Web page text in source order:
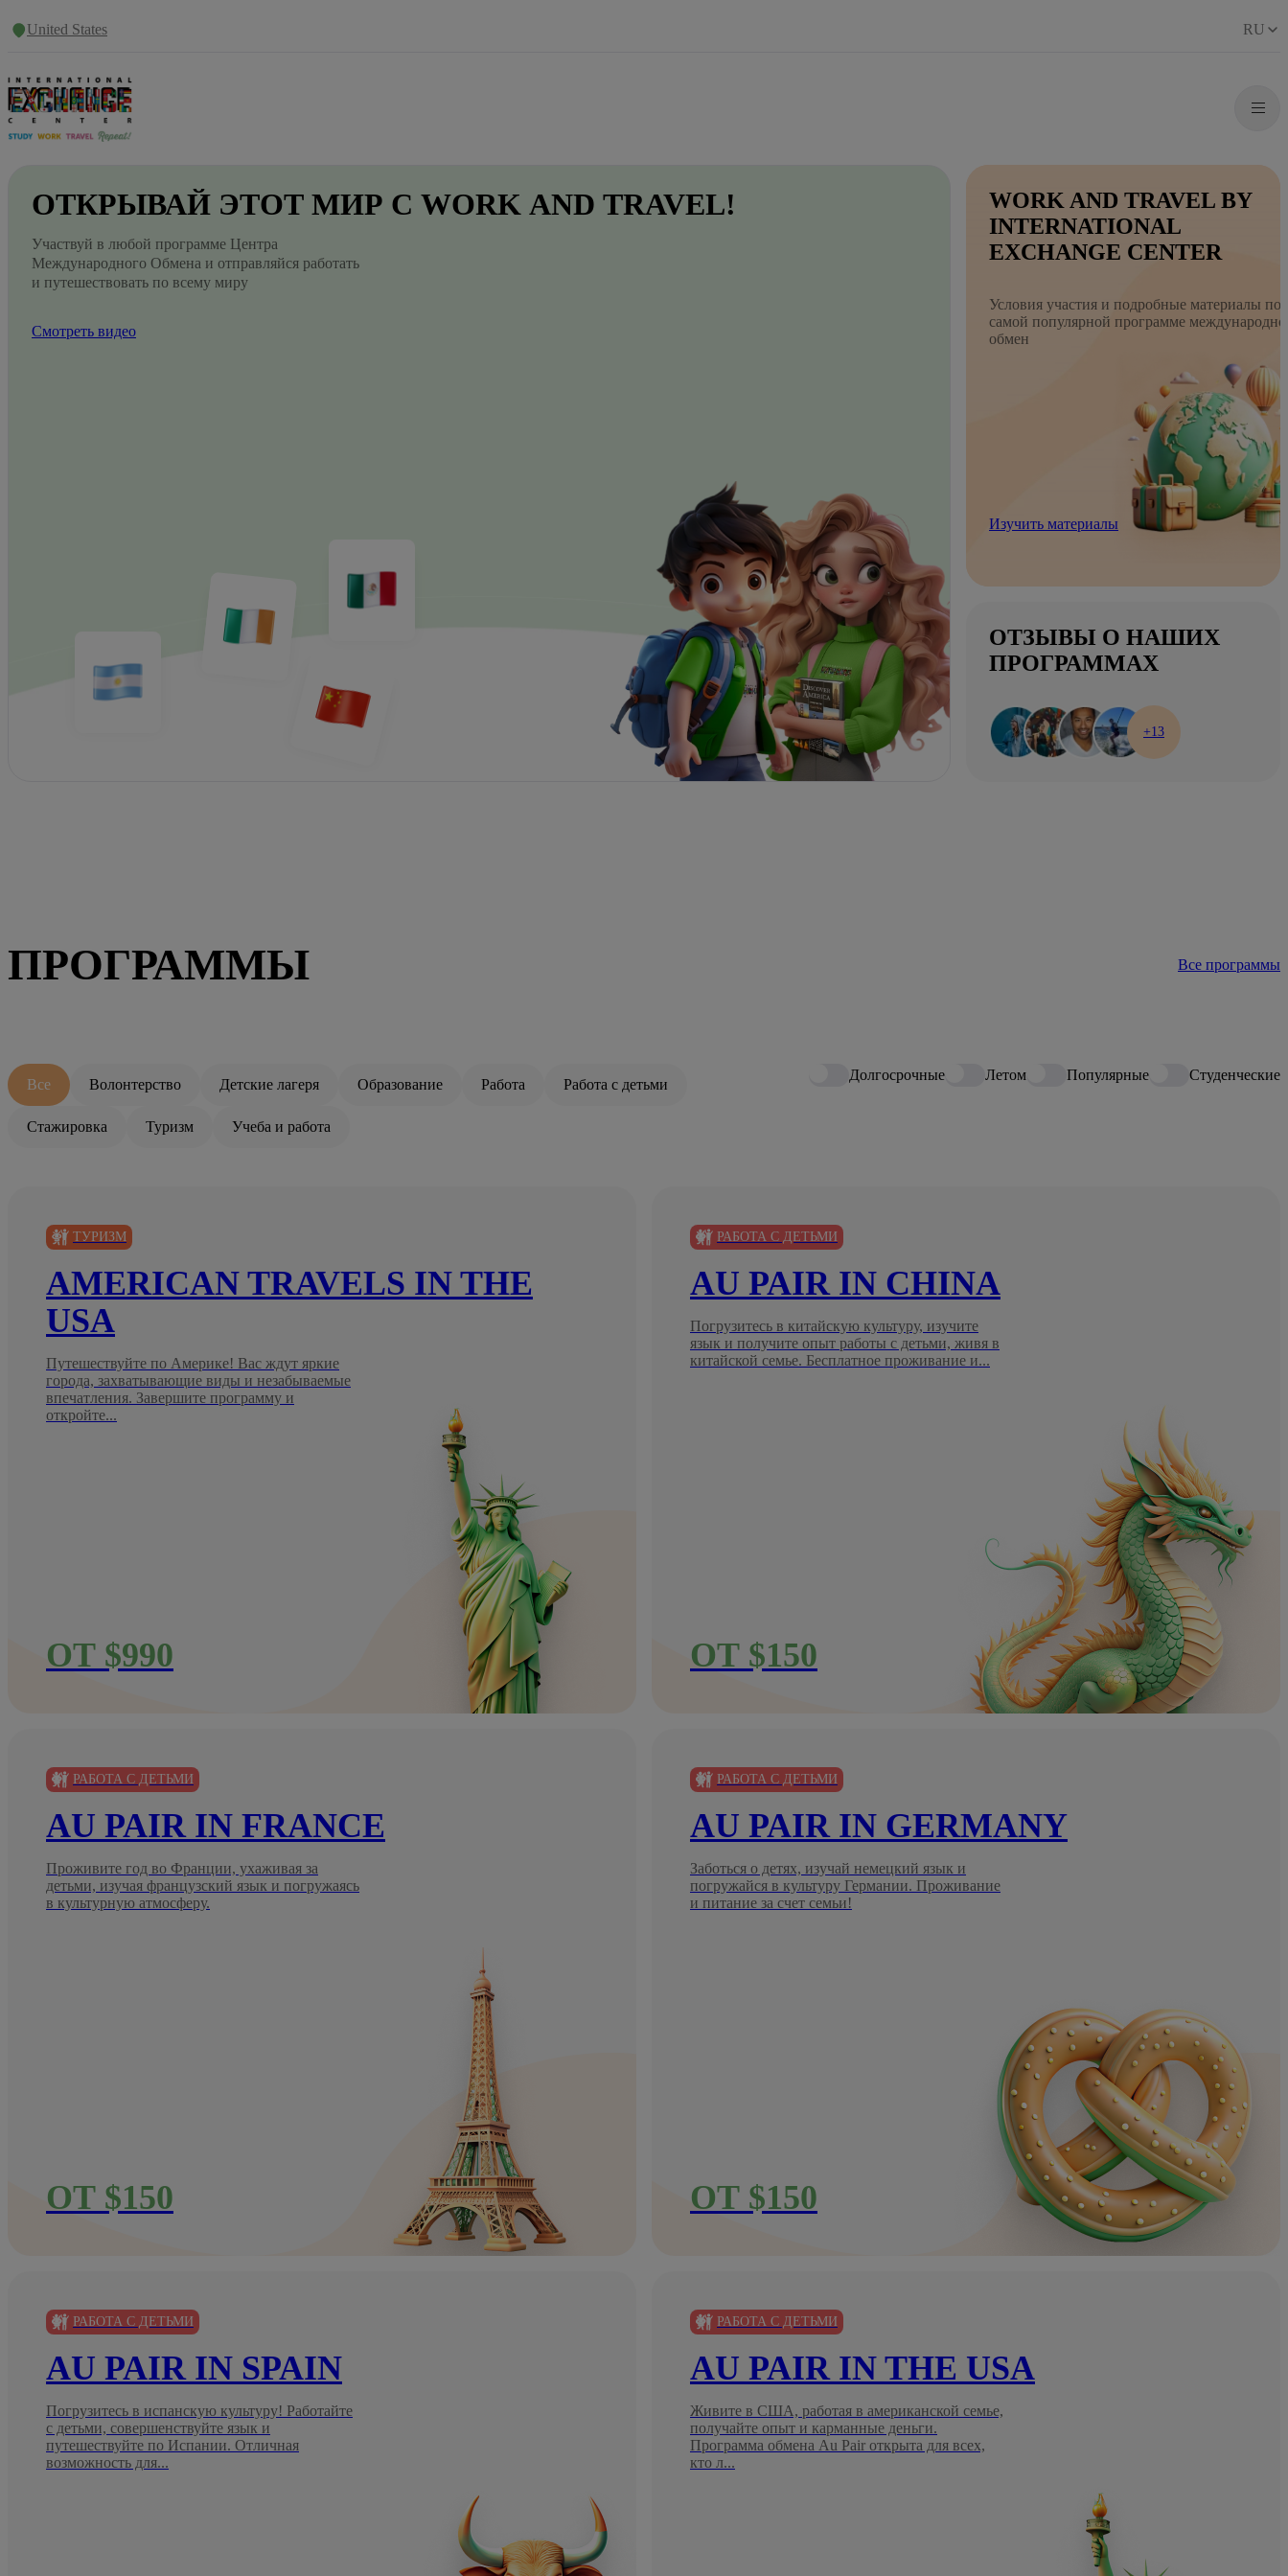
United States RU
ОТКРЫВАЙ ЭТОТ МИР С WORK AND TRAVEL!
Участвуй в любой программе Центра
Международного Обмена и отправляйся работать
и путешествовать по всему миру
Смотреть видео
WORK AND TRAVEL BY
INTERNATIONAL
EXCHANGE CENTER
Условия участия и подробные материалы по
самой популярной программе
обмен
Изучить материалы
ОТЗЫВЫ О НАШИХ
ПРОГРАММАХ
+13
ПРОГРАММЫ Все программы
Все Волонтерство Детские лагеря Образование Работа Работа с детьми
Стажировка Туризм Учеба и работа
Долгосрочные Летом Популярные Студенческие
ТУРИЗМ
AMERICAN TRAVELS IN THE
USA
Путешествуйте по Америке! Вас ждут яркие
города, захватывающие виды и незабываемые
впечатления. Завершите программу и
откройте...
ОТ $990
РАБОТА С ДЕТЬМИ
AU PAIR IN CHINA
Погрузитесь в китайскую культуру, изучите
язык и получите опыт работы с детьми, живя в
китайской семье. Бесплатное проживание и...
ОТ $150
РАБОТА С ДЕТЬМИ
AU PAIR IN FRANCE
Проживите год во Франции, ухаживая за
детьми, изучая французский язык и погружаясь
в культурную атмосферу.
ОТ $150
РАБОТА С ДЕТЬМИ
AU PAIR IN GERMANY
Заботься о детях, изучай немецкий язык и
погружайся в культуру Германии. Проживание
и питание за счет семьи!
ОТ $150
РАБОТА С ДЕТЬМИ
AU PAIR IN SPAIN
Погрузитесь в испанскую культуру! Работайте
с детьми, совершенствуйте язык и
путешествуйте по Испании. Отличная
возможность для...
РАБОТА С ДЕТЬМИ
AU PAIR IN THE USA
Живите в США, работая в американской семье,
получайте опыт и карманные деньги.
Программа обмена Au Pair открыта для всех,
кто л...